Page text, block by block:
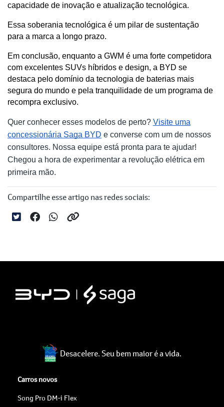
capacidade de inovação e atualização tecnológica.
Essa soberania tecnológica é um pilar de sustentação
para a marca a longo prazo.
Em conclusão, enquanto a GWM é uma forte competidora
com excelentes SUVs híbridos e design, a BYD se
destaca pelo domínio da tecnologia de baterias mais
segura do mundo e pela tranquilidade de um programa de
recompra exclusivo.
Quer conhecer esses modelos de perto? Visite uma
concessionária Saga BYD e converse com um de nossos
consultores. Nossa equipe está pronta para te ajudar!
Chegou a hora de experimentar a revolução elétrica em
primeira mão.
Compartilhe esse artigo nas redes sociais:
Desacelere. Seu bem maior é a vida.
Carros novos
Song Pro DM-i Flex